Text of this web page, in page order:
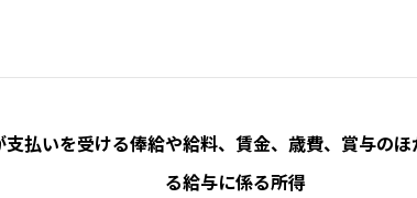
払いを受ける俸給や給料、賃金、歳費、賞与の
る給与に係る所得